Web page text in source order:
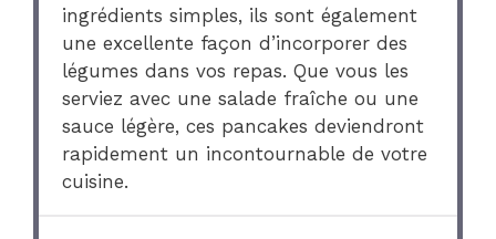
ingrédients simples, ils sont également
une excellente façon d’incorporer des
légumes dans vos repas. Que vous les
serviez avec une salade fraîche ou une
sauce légère, ces pancakes deviendront
rapidement un incontournable de votre
cuisine.